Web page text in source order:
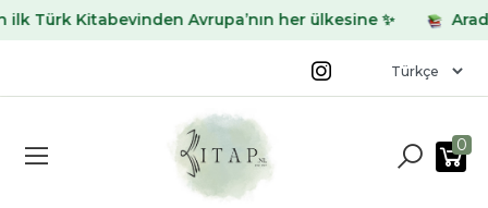
Kitabevinden Avrupa’nın her ülkesine ✨
0